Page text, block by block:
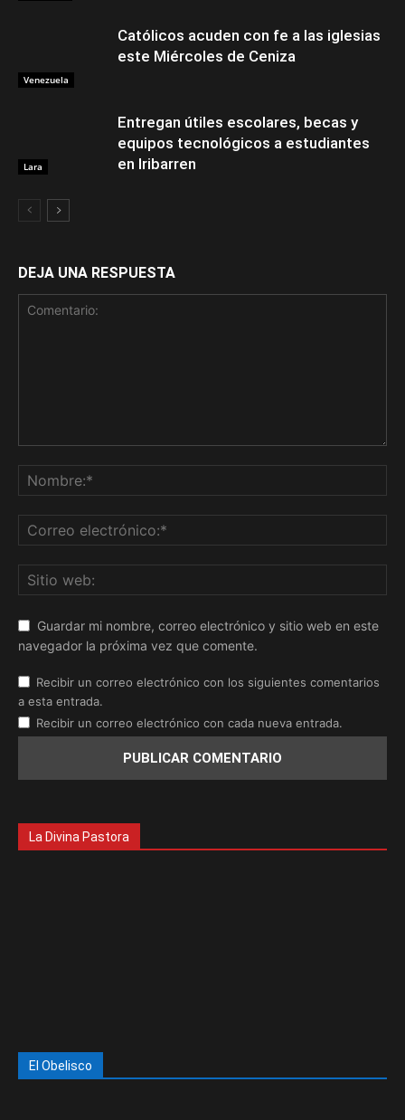
Venezuela
Católicos acuden con fe a las iglesias
este Miércoles de Ceniza
Lara
Entregan útiles escolares, becas y
equipos tecnológicos a estudiantes
en Iribarren
DEJA UNA RESPUESTA
Guardar mi nombre, correo electrónico y sitio web en este
navegador la próxima vez que comente.
Recibir un correo electrónico con los siguientes comentarios
a esta entrada.
Recibir un correo electrónico con cada nueva entrada.
La Divina Pastora
El Obelisco